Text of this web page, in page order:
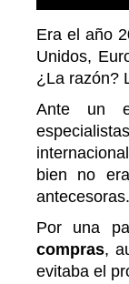
Era el año
Unidos,
¿La razón?
Ante un
bien no
antecesoras.
Por una
compras,
evitaba el